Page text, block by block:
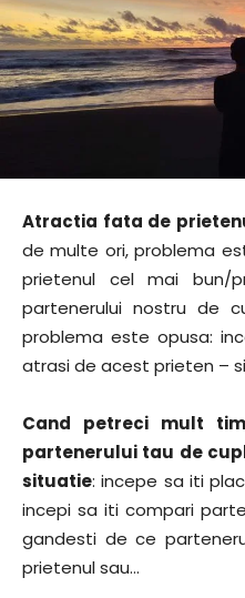
Atractia fata de
de multe ori, problema
prietenul cel mai bun/
partenerului nostru de
problema este opusa:
atrasi de acest prieten –
Cand petreci mult
partenerului tau de
situatie: incepe sa iti
incepi sa iti compari
gandesti de ce
prietenul sau…